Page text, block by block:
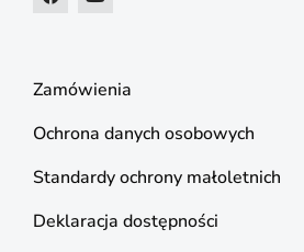
Zamówienia
Ochrona danych osobowych
Standardy ochrony małoletnich
Deklaracja dostępności